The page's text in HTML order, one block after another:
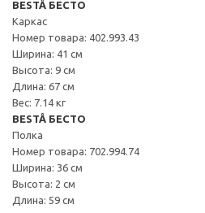
BESTÅ БЕСТО
Каркас
Номер товара: 402.993.43
Ширина: 41 см
Высота: 9 см
Длина: 67 см
Вес: 7.14 кг
BESTÅ БЕСТО
Полка
Номер товара: 702.994.74
Ширина: 36 см
Высота: 2 см
Длина: 59 см